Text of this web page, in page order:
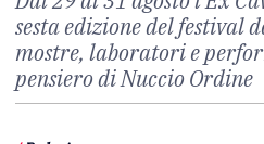
sesta edizione del festival
mostre, laboratori e
pensiero di Nuccio Ordine